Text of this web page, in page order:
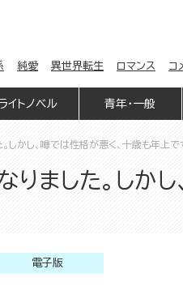
純愛 異世界転生 ロマンス コ
イトノベル 青年・一般
かし、噂では性格が悪く、十歳も年上です
ました。しか
電子版